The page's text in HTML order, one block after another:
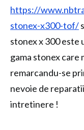
https://
stonex-x300-tof/
stonex x 300 este
gama stonex care
remarcandu-se
nevoie de
intretinere !